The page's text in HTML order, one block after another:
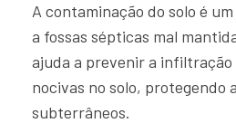
A contaminação do solo é
a fossas sépticas mal
ajuda a prevenir a
nocivas no solo, protegendo
subterrâneos.